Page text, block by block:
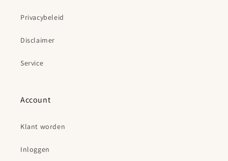
Privacybeleid
Disclaimer
Service
Account
Klant worden
Inloggen